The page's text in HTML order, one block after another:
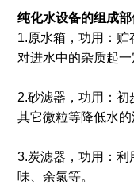
纯化水设备的组成部
1.原水箱，功用：
对进水中的杂质起一
2.砂滤器，功用：初
其它微粒等降低水的
3.炭滤器，功用：
味、余氯等。